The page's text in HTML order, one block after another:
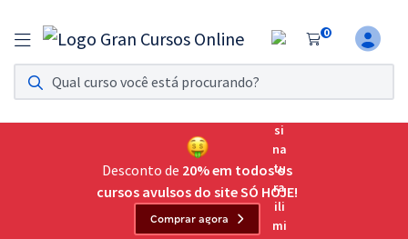
0
Assinatura Ilimitada 11
Acesso a todos os cursos. Teste grátis por 7 dias!
Assinatura OAB Até Passar
Acesso ilimitado a toda preparação para o Exame da
Residências Multiprofissionais
Desconto de 20% em todos os
cursos avulsos do site SÓ HOJE!
Comprar agora